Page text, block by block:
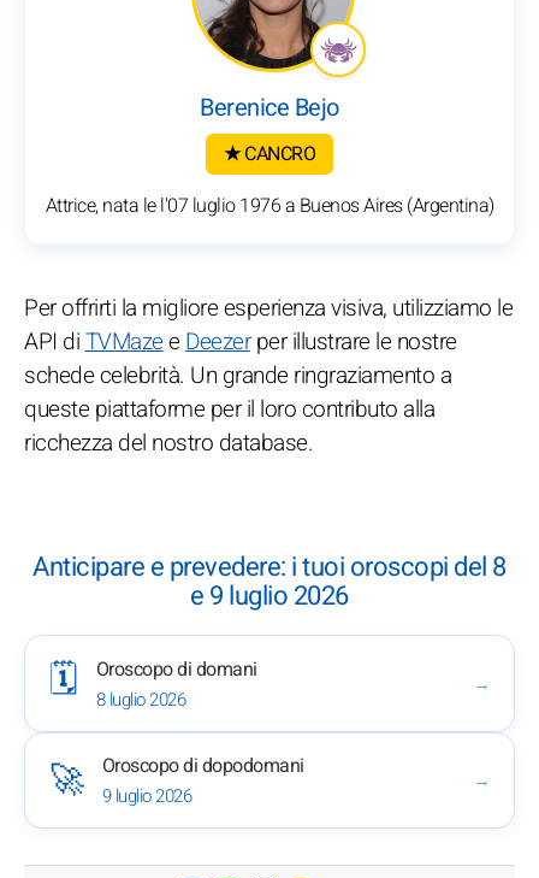
Berenice Bejo
★ CANCRO
Attrice, nata le l'07 luglio 1976 a Buenos Aires (Argentina)
Per offrirti la migliore esperienza visiva, utilizziamo le
API diTVMazeeDeezerper illustrare le nostre
schede celebrità. Un grande ringraziamento a
queste piattaforme per il loro contributo alla
ricchezza del nostro database.
Anticipare e prevedere: i tuoi oroscopi del 8
e 9 luglio 2026
🗓️ Oroscopo di domani
8 luglio 2026
→
🚀 Oroscopo di dopodomani
9 luglio 2026
→